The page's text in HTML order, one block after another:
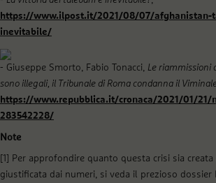
https://www.ilpost.it/2021/08/07/afghanistan-
inevitabile/
Giuseppe Smorto, Fabio Tonacci, Le riammissioni
sono illegali, il Tribunale di Roma condanna il
https://www.repubblica.it/cronaca/2021/01/
283542228/
Note
[1]
Per approfondire quanto questa crisi sia creata
giustificata dai numeri, si veda il prezioso dossier